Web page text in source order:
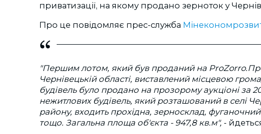
приватизації, на якому продано зерноток у
Про це повідомляє прес-служба
"Першим лотом, який був проданий на
Чернівецькій області, виставлений місцевою
будівель було продано на прозорому аукціоні за
нежитлових будівель, який розташований в селі
району, входить прохідна, зерносклад,
тощо. Загальна площа об'єкта - 947,8 кв.м", -